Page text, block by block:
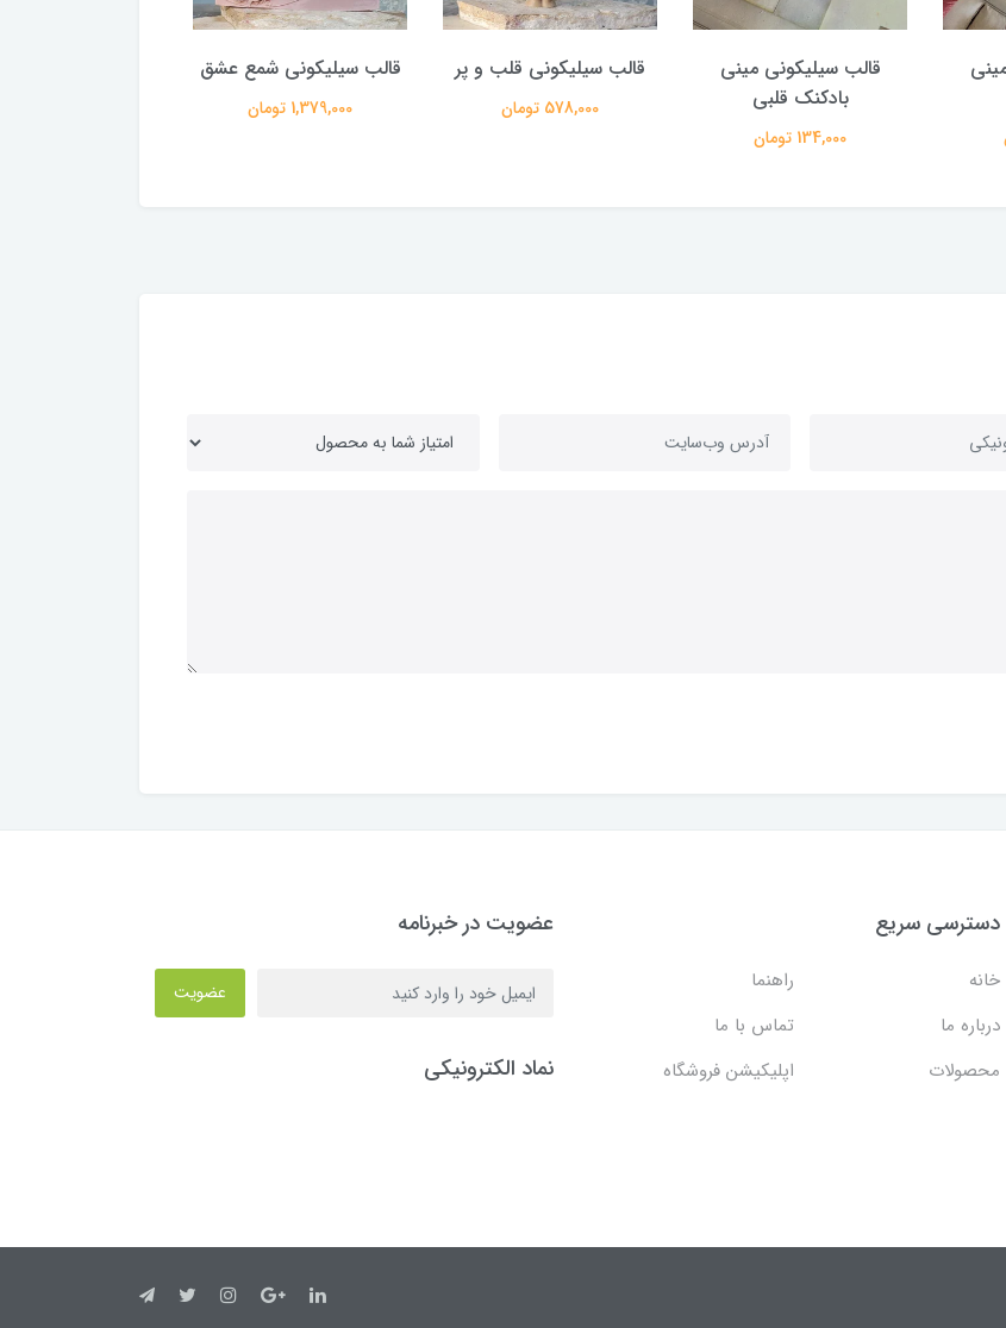
قالب سیلیکونی مینی
بادکنک قلبی
134,000 تومان
قالب سیلیکونی قلب و پر
578,000 تومان
قالب سیلیکونی شمع عشق
1,379,000 تومان
دسترسی سریع
خانه
راهنما
درباره ما
تماس با ما
محصولات
اپلیکیشن فروشگاه
عضویت در خبرنامه
عضویت
نماد الکترونیکی